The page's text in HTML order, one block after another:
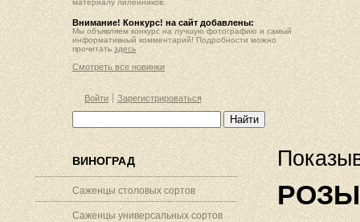
Внимание! Конкурс! на сайт добавлены:
Мы объявляем конкурс на лучшую фотографию и самый
информативный комментарий! Подробности можно
прочитать здесь
Смотреть все новинки
Войти Зарегистрироваться
ВИНОГРАД
Саженцы столовых сортов
Саженцы универсальных сортов
РОЗЫ